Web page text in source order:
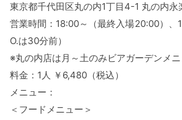
東京都千代田区丸の内1丁目4-1 丸の内
営業時間：18:00～（最終入場20:00）、
O.は30分前）
※丸の内店は月～土のみビアガーデンメ
料金：1人 ￥6,480（税込）
メニュー：
＜フードメニュー＞